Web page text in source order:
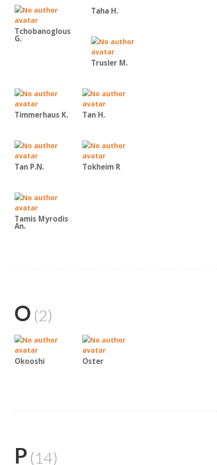
Tchobanoglous
G.
Taha H.
Trusler M.
Timmerhaus K. Tan H.
Tan P.N. Tokheim R
Tamis Myrodis
An.
O (2)
Okooshi Oster
P (14)